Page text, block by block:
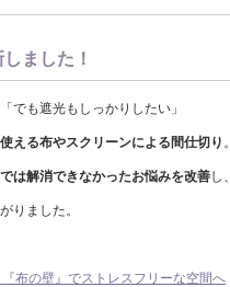
ました！
でも遮光もしっかりしたい」
える布やスクリーンによる間仕切り 。
は解消できなかったお悩みを改善し、
りました。
布の壁』でストレスフリーな空間へ